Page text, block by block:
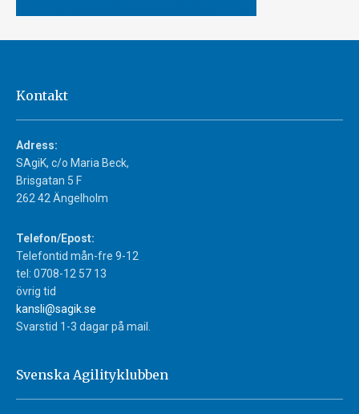
Kontakt
Adress:
SAgiK, c/o Maria Beck,
Brisgatan 5 F
262 42 Ängelholm
Telefon/Epost:
Telefontid mån-fre 9-12
tel: 0708-12 57 13
övrig tid
kansli@sagik.se
Svarstid 1-3 dagar på mail.
Svenska Agilityklubben